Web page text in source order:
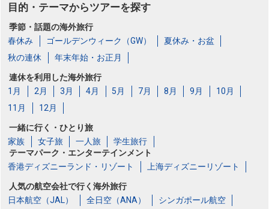
目的・テーマからツアーを探す
季節・話題の海外旅行
春休み
ゴールデンウィーク（GW）
夏休み・お盆
秋の連休
年末年始・お正月
連休を利用した海外旅行
1月
2月 3月 4月 5月 7月 8月 9月
10月
11月
12月
一緒に行く・ひとり旅
家族
女子旅 一人旅
学生旅行
テーマパーク・エンターテインメント
香港ディズニーランド・リゾート
上海ディズニーリゾート
人気の航空会社で行く海外旅行
日本航空（JAL）
全日空（ANA） シンガポール航空